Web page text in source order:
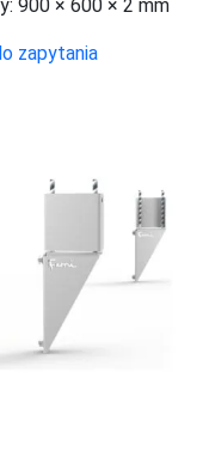
900 × 600 × 2 mm
zapytania